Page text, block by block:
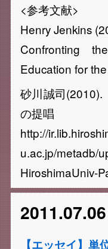
<参考文献>
Henry Jenkins
Confronting
Education for
砂川誠司(2010).
の提唱
http://
u.ac.jp/metadb/
HiroshimaUniv-
2011.07.06
【エッセイ】